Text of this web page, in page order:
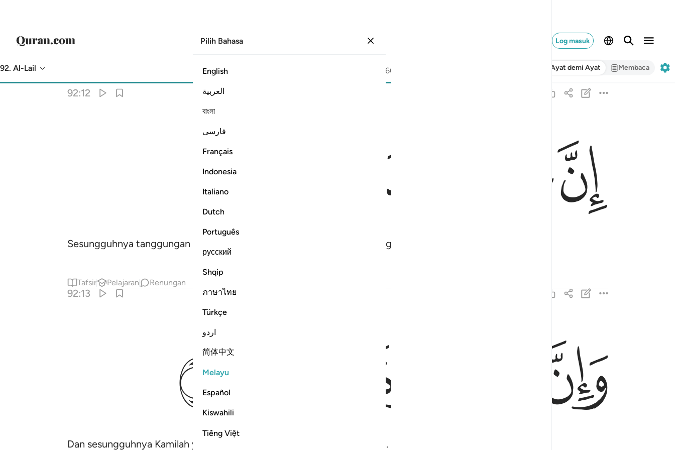
Log masuk
Pilih Bahasa
English
العربية
বাংলা
فارسی
Français
Indonesia
Italiano
Dutch
Português
русский
Shqip
ภาษาไทย
Türkçe
اردو
简体中文
Melayu
Español
Kiswahili
Tiếng Việt
92. Al-Lail 60 Ayat demi Ayat Membaca
Terjemahan
92:12
إِنَّ عَلَيْنَا لَلْهُدَىٰ ١٢
ﱋﱌ ﱍ
Sesungguhnya tanggungan Kamilah memberi hidayah petunjuk (tentang yang benar dan yang salah).
Tafsir Pelajaran Renungan
92:13
وَإِنَّ لَنَا لَلْـَٔاخِرَةَ وَٱلْأُولَىٰ ١٣
ﱏ ﱑ ﱒﱓ
Dan sesungguhnya Kamilah yang menguasai hari akhirat dan alam dunia.